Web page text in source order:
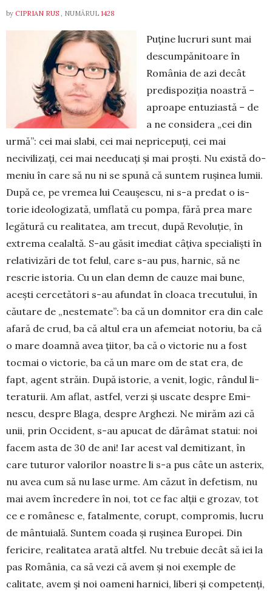
by CIPRIAN RUS , NUMĂRUL 1428
Puține lucruri sunt mai
descum­pă­nitoare în
România de azi decât
pre­dispoziția noastră –
aproape entuziastă – de
a ne considera „cei din
urmă”: cei mai slabi, cei mai nepricepuți, cei mai
necivilizați, cei mai needucați și mai proști. Nu există do­
meniu în care să nu ni se spună că suntem rușinea lumii.
Du­pă ce, pe vremea lui Ceau­șescu, ni s-a predat o is­
torie ideo­logizată, umflată cu pompa, fără prea mare
legătură cu realitatea, am trecut, după Revoluție, în
extrema cea­laltă. S-au găsit imediat câțiva spe­cia­liști în
rela­tivizări de tot felul, care s-au pus, har­nic, să ne
rescrie istoria. Cu un elan demn de cauze mai bune,
acești cerce­tători s-au afundat în cloaca trecu­tului, în
căutare de „nestemate”: ba că un dom­­nitor era din cale
afară de crud, ba că altul era un afemeiat notoriu, ba că
o mare doamnă avea țiitor, ba că o vic­to­rie nu a fost
tocmai o victorie, ba că un mare om de stat era, de
fapt, agent stră­in. După istorie, a venit, logic, rândul li­
teraturii. Am aflat, astfel, verzi și uscate despre Emi­
nescu, despre Blaga, despre Arghezi. Ne mirăm azi că
unii, prin Oc­cident, s-au apucat de dărâmat statui: noi
facem asta de 30 de ani! Iar acest val demitizant, în
care tuturor valorilor noas­­tre li s-a pus câte un asterix,
nu avea cum să nu lase urme. Am căzut în defetism, nu
mai avem încredere în noi, tot ce fac alții e grozav, tot
ce e româ­nesc e, fatalmente, corupt, compromis, lucru
de mântuială. Suntem coada și rușinea Europei. Din
fericire, realitatea arată altfel. Nu trebuie decât să iei la
pas România, ca să vezi că avem și noi exemple de
calitate, avem și noi oa­meni harnici, liberi și competenți,